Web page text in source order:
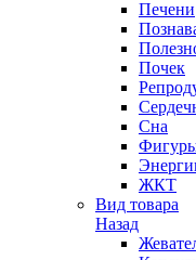
Печени
Почек
Сна
ЖКТ
Вид товара
Назад